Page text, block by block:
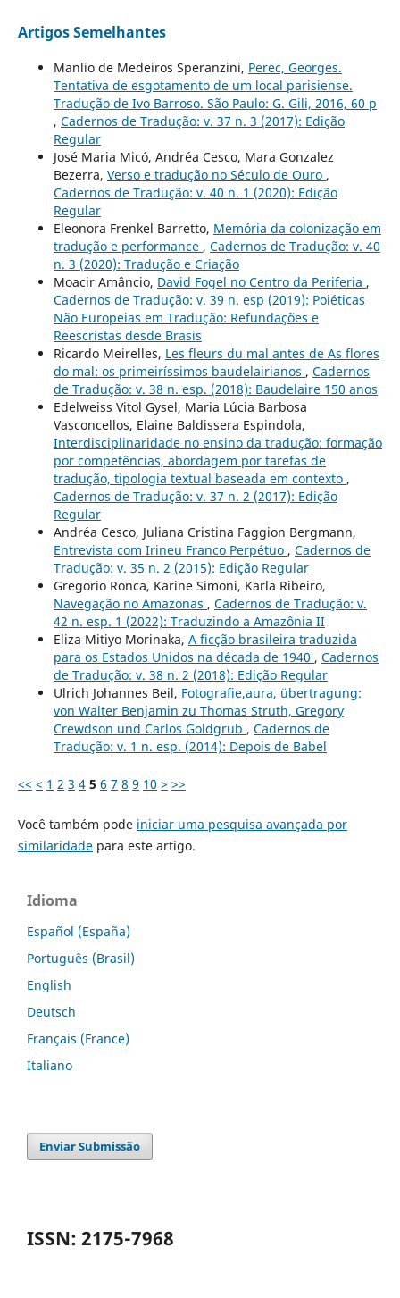
Artigos Semelhantes
Manlio de Medeiros Speranzini, Perec, Georges.
Tentativa de esgotamento de um local parisiense.
Tradução de Ivo Barroso. São Paulo: G. Gili, 2016, 60 p
, Cadernos de Tradução: v. 37 n. 3 (2017): Edição
Regular
José Maria Micó, Andréa Cesco, Mara Gonzalez
Bezerra, Verso e tradução no Século de Ouro ,
Cadernos de Tradução: v. 40 n. 1 (2020): Edição
Regular
Eleonora Frenkel Barretto, Memória da colonização em
tradução e performance , Cadernos de Tradução: v. 40
n. 3 (2020): Tradução e Criação
Moacir Amâncio, David Fogel no Centro da Periferia ,
Cadernos de Tradução: v. 39 n. esp (2019): Poiéticas
Não Europeias em Tradução: Refundações e
Reescristas desde Brasis
Ricardo Meirelles, Les fleurs du mal antes de As flores
do mal: os primeiríssimos baudelairianos , Cadernos
de Tradução: v. 38 n. esp. (2018): Baudelaire 150 anos
Edelweiss Vitol Gysel, Maria Lúcia Barbosa
Vasconcellos, Elaine Baldissera Espindola,
Interdisciplinaridade no ensino da tradução: formação
por competências, abordagem por tarefas de
tradução, tipologia textual baseada em contexto ,
Cadernos de Tradução: v. 37 n. 2 (2017): Edição
Regular
Andréa Cesco, Juliana Cristina Faggion Bergmann,
Entrevista com Irineu Franco Perpétuo , Cadernos de
Tradução: v. 35 n. 2 (2015): Edição Regular
Gregorio Ronca, Karine Simoni, Karla Ribeiro,
Navegação no Amazonas , Cadernos de Tradução: v.
42 n. esp. 1 (2022): Traduzindo a Amazônia II
Eliza Mitiyo Morinaka, A ficção brasileira traduzida
para os Estados Unidos na década de 1940 , Cadernos
de Tradução: v. 38 n. 2 (2018): Edição Regular
Ulrich Johannes Beil, Fotografie,aura, übertragung:
von Walter Benjamin zu Thomas Struth, Gregory
Crewdson und Carlos Goldgrub , Cadernos de
Tradução: v. 1 n. esp. (2014): Depois de Babel
<< < 1 2 3 4 5 6 7 8 9 10 > >>
Você também pode iniciar uma pesquisa avançada por
similaridadepara este artigo.
Idioma
Español (España)
Português (Brasil)
English
Deutsch
Français (France)
Italiano
Enviar Submissão
ISSN: 2175-7968